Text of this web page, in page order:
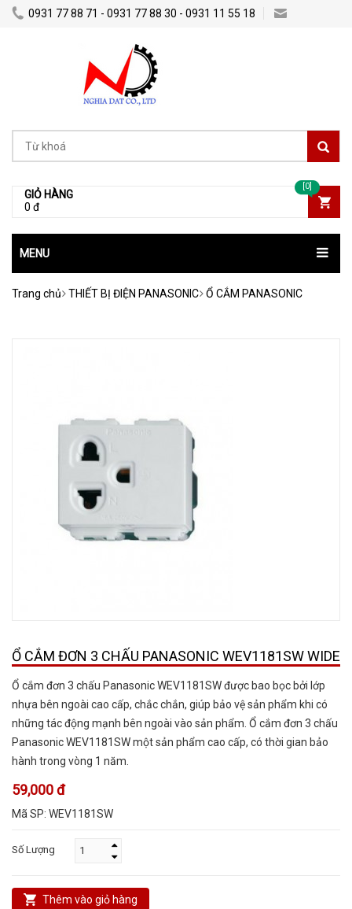
0931 77 88 71 - 0931 77 88 30 - 0931 11 55 18
GIỎ HÀNG
0 đ
[0]
MENU
Trang chủ THIẾT BỊ ĐIỆN PANASONIC Ổ CẮM PANASONIC
Ổ CẮM ĐƠN 3 CHẤU PANASONIC WEV1181SW WIDE
Ổ cắm đơn 3 chấu Panasonic WEV1181SW được bao bọc bởi lớp
nhựa bên ngoài cao cấp, chắc chắn, giúp bảo vệ sản phẩm khi có
những tác động mạnh bên ngoài vào sản phẩm. Ổ cắm đơn 3 chấu
Panasonic WEV1181SW một sản phẩm cao cấp, có thời gian bảo
hành trong vòng 1 năm.
59,000 đ
Mã SP: WEV1181SW
Số Lượng
Thêm vào giỏ hàng